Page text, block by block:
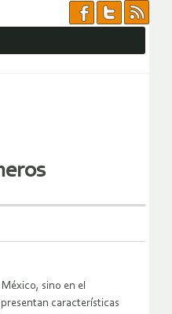
sino en el
características